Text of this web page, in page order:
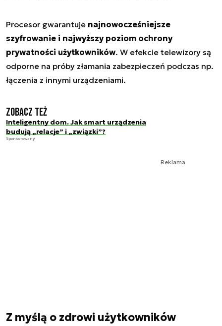
Procesor gwarantuje najnowocześniejsze
szyfrowanie i najwyższy poziom ochrony
prywatności użytkowników. W efekcie telewizory są
odporne na próby złamania zabezpieczeń podczas np.
łączenia z innymi urządzeniami.
Zobacz też
Inteligentny dom. Jak smart urządzenia
budują „relacje” i „związki”?
Sponsorowany
Reklama
Z myślą o zdrowi użytkowników